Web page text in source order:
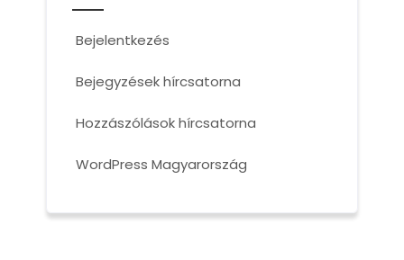
Bejelentkezés
Bejegyzések hírcsatorna
Hozzászólások hírcsatorna
WordPress Magyarország